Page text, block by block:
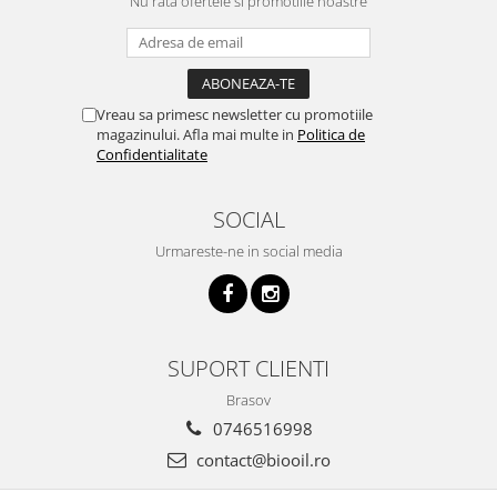
Vreau sa primesc newsletter cu promotiile
magazinului. Afla mai multe in Politica de
Confidentialitate
SOCIAL
Urmareste-ne in social media
SUPORT CLIENTI
Brasov
0746516998
contact@biooil.ro